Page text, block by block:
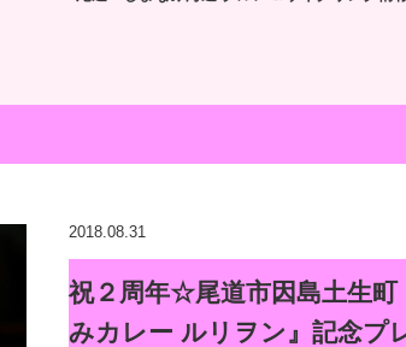
2018.08.31
祝２周年☆尾道市因島土生町
みカレー ルリヲン』記念プ